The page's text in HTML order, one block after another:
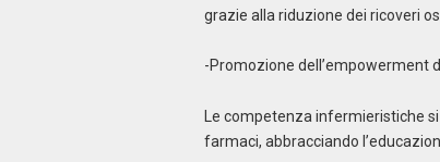
grazie alla riduzione dei ricoveri
-Promozione dell’empowerment
Le competenza infermieristiche
farmaci, abbracciando